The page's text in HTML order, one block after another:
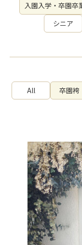
入園入学・卒園卒
シニア
All 卒園袴